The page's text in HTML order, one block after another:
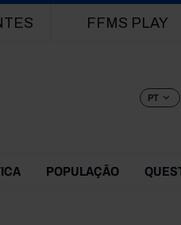
FFMS PLAY
PT
POPULAÇÃO